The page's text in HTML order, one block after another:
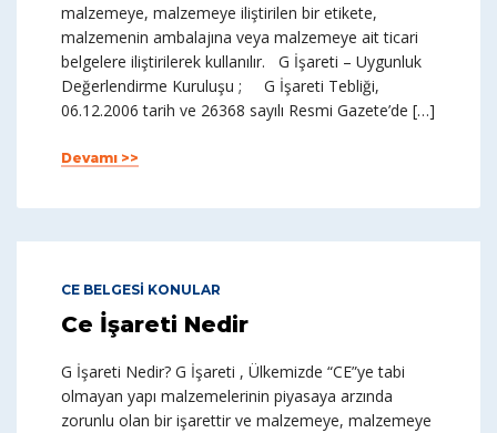
malzemeye, malzemeye iliştirilen bir etikete,
malzemenin ambalajına veya malzemeye ait ticari
belgelere iliştirilerek kullanılır. G İşareti – Uygunluk
Değerlendirme Kuruluşu ; G İşareti Tebliği,
06.12.2006 tarih ve 26368 sayılı Resmi Gazete’de […]
Devamı >>
CE BELGESİ KONULAR
Ce İşareti Nedir
G İşareti Nedir? G İşareti , Ülkemizde “CE”ye tabi
olmayan yapı malzemelerinin piyasaya arzında
zorunlu olan bir işarettir ve malzemeye, malzemeye